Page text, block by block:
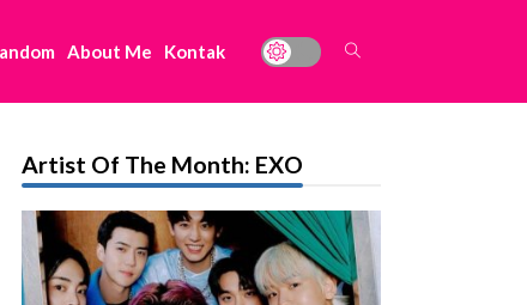
About Me Kontak
Artist Of The Month: EXO